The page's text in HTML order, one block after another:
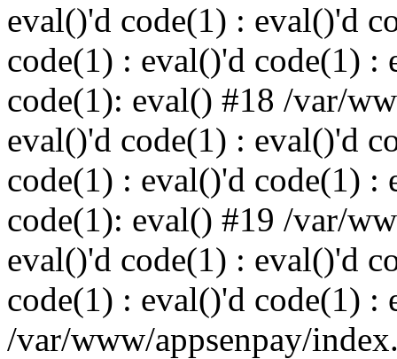
eval()'d code(1) : eval()'d
code(1) : eval()'d code(1) :
code(1): eval() #18 /var/
eval()'d code(1) : eval()'d
code(1) : eval()'d code(1) :
code(1): eval() #19 /var/
eval()'d code(1) : eval()'d
code(1) : eval()'d code(1) :
/var/www/appsenpay/